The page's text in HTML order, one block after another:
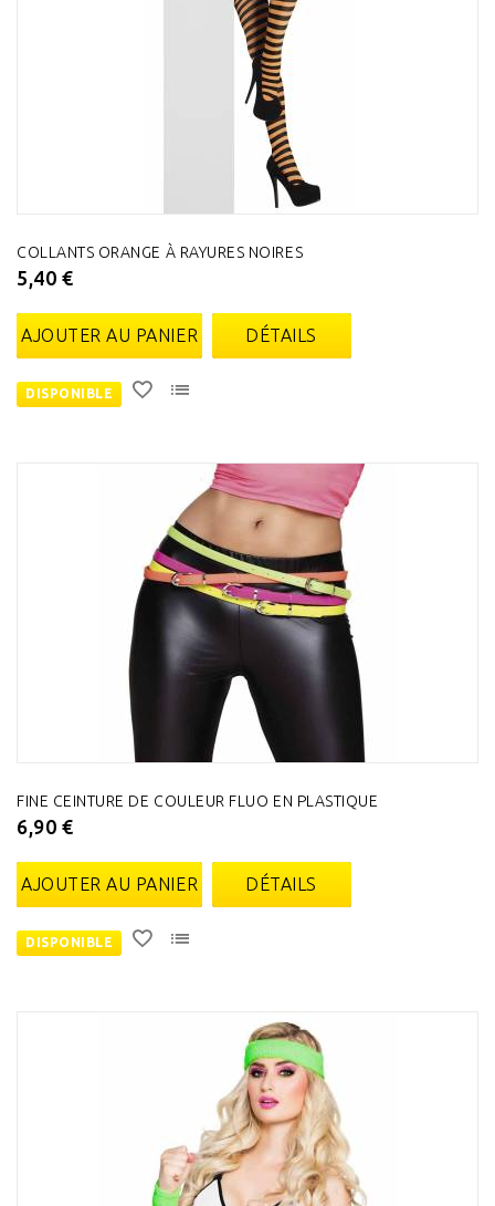
COLLANTS ORANGE À RAYURES NOIRES
5,40 €
AJOUTER AU PANIER DÉTAILS
DISPONIBLE
FINE CEINTURE DE COULEUR FLUO EN PLASTIQUE
6,90 €
AJOUTER AU PANIER DÉTAILS
DISPONIBLE